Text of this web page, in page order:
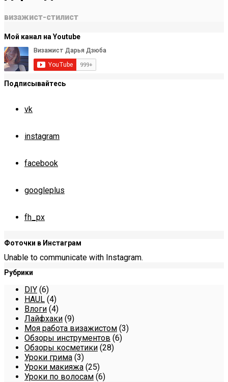
визажист-стилист
Мой канал на Youtube
Подписывайтесь
vk
instagram
facebook
googleplus
fh_px
Фоточки в Инстаграм
Unable to communicate with Instagram.
Рубрики
DIY (6)
HAUL (4)
Влоги (4)
Лайфхаки (9)
Моя работа визажистом (3)
Обзоры инструментов (6)
Обзоры косметики (28)
Уроки грима (3)
Уроки макияжа (25)
Уроки по волосам (6)